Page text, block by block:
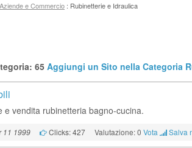
Aziende e Commercio : Rubinetterie e Idraulica
65 Aggiungi un Sito nella Categoria
e vendita rubinetteria bagno-cucina.
11 1999 Clicks: 427 Valutazione: 0 Vota Salva